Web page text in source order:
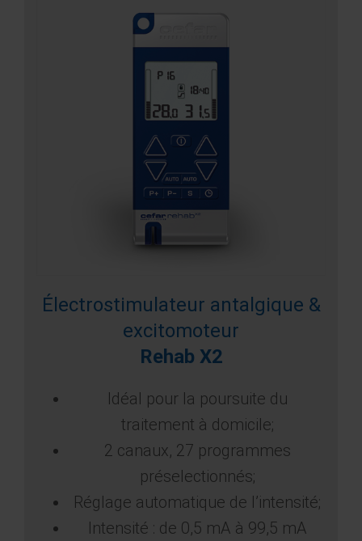
Électrostimulateur antalgique &
excitomoteur
Rehab X2
Idéal pour la poursuite du
traitement à domicile;
2 canaux, 27 programmes
préselectionnés;
Réglage automatique de l’intensité;
Intensité : de 0,5 mA à 99,5 mA